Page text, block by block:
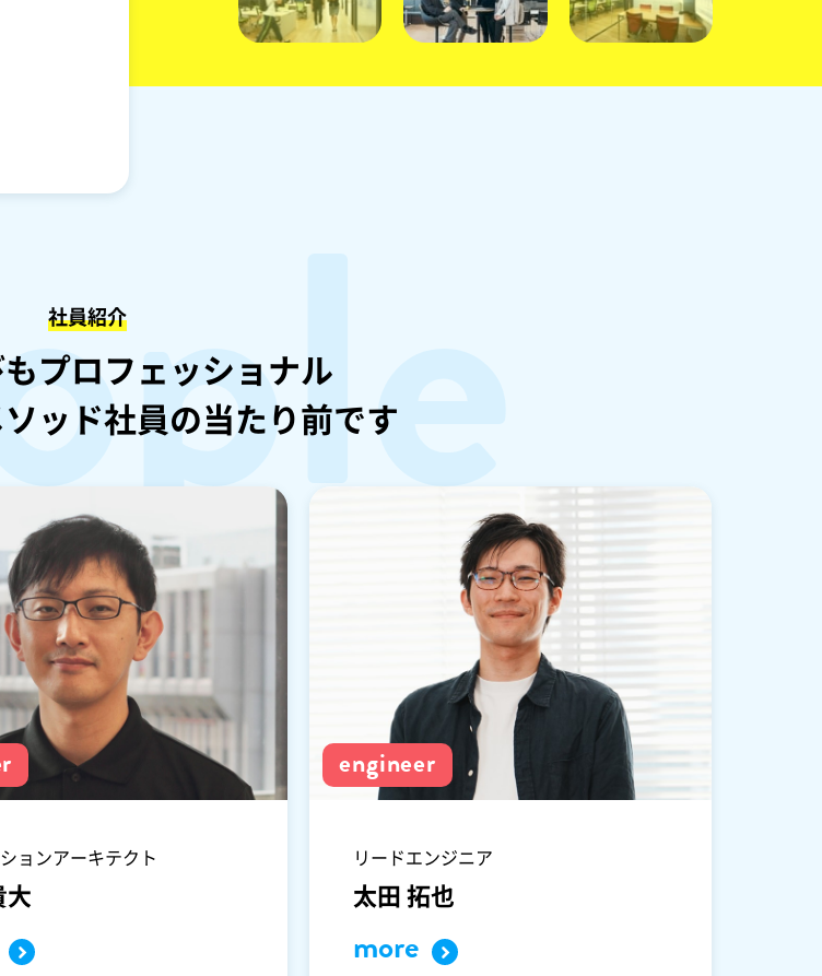
社員紹介
プロフェッショナル
ッド社員の当たり前です
ョンアーキテクト
大
engineer
リードエンジニア
太田 拓也
more